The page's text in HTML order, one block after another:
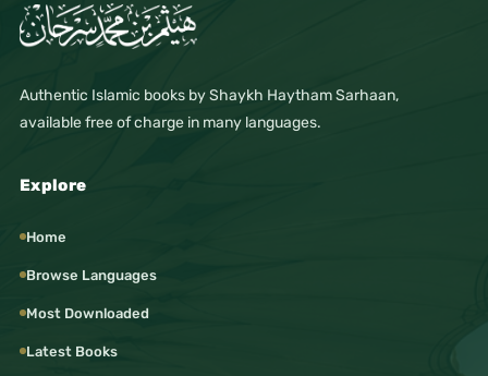
Authentic Islamic books by Shaykh Haytham Sarhaan,
available free of charge in many languages.
Explore
Home
Browse Languages
Most Downloaded
Latest Books